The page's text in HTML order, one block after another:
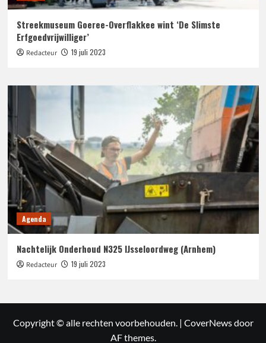
Streekmuseum Goeree-Overflakkee wint ‘De Slimste
Erfgoedvrijwilliger’
Redacteur 19 juli 2023
Agenda
Nachtelijk Onderhoud N325 IJsseloordweg (Arnhem)
Redacteur 19 juli 2023
Copyright © alle rechten voorbehouden. | CoverNewsdoor
AF themes.